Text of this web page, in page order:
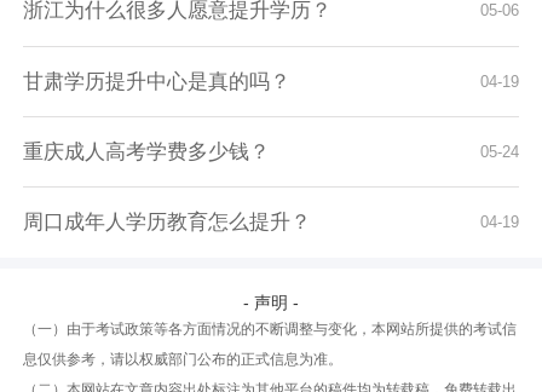
05-06
浙江为什么很多人愿意提升学历？
04-19
甘肃学历提升中心是真的吗？
05-24
重庆成人高考学费多少钱？
04-19
周口成年人学历教育怎么提升？
- 声明 -
（一）由于考试政策等各方面情况的不断调整与变化，本网站所提供的考试信
息仅供参考，请以权威部门公布的正式信息为准。